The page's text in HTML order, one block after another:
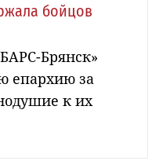
бойцов
Брянск»
епархию за
к их